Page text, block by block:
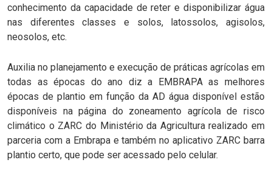
conhecimento da capacidade de reter e disponibilizar água
nas diferentes classes e solos, latossolos, agisolos,
neosolos, etc.
Auxilia no planejamento e execução de práticas agrícolas em
todas as épocas do ano diz a EMBRAPA as melhores
épocas de plantio em função da AD água disponível estão
disponíveis na página do zoneamento agrícola de risco
climático o ZARC do Ministério da Agricultura realizado em
parceria com a Embrapa e também no aplicativo ZARC barra
plantio certo, que pode ser acessado pelo celular.